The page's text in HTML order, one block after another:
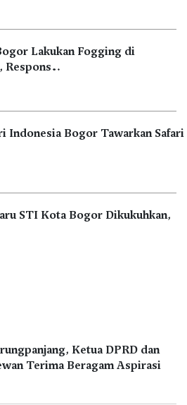
Lakukan Fogging di
Respons…
Indonesia Bogor Tawarkan Safari
STI Kota Bogor Dikukuhkan,
Ketua DPRD dan
Terima Beragam Aspirasi